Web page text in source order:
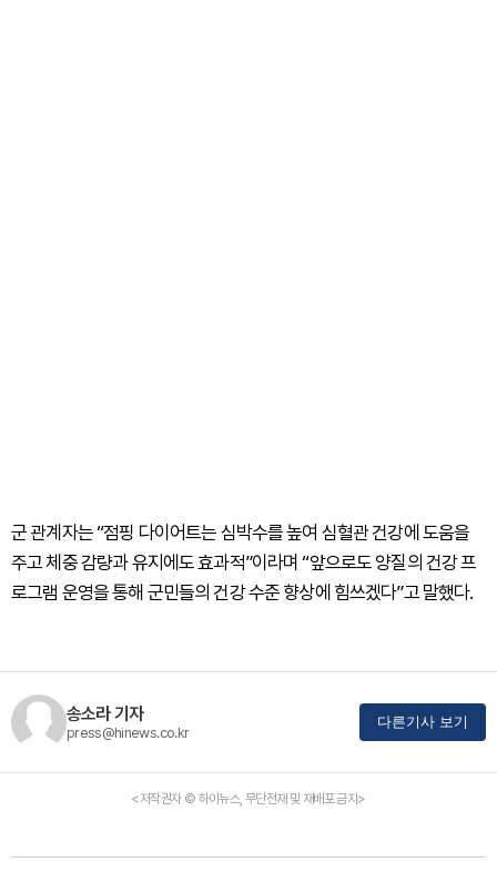
군 관계자는 “점핑 다이어트는 심박수를 높여 심혈관 건강에 도움을
주고 체중 감량과 유지에도 효과적”이라며 “앞으로도 양질의 건강 프
로그램 운영을 통해 군민들의 건강 수준 향상에 힘쓰겠다”고 말했다.
송소라 기자
press@hinews.co.kr
다른기사 보기
<저작권자 © 하이뉴스, 무단전재 및 재배포 금지>